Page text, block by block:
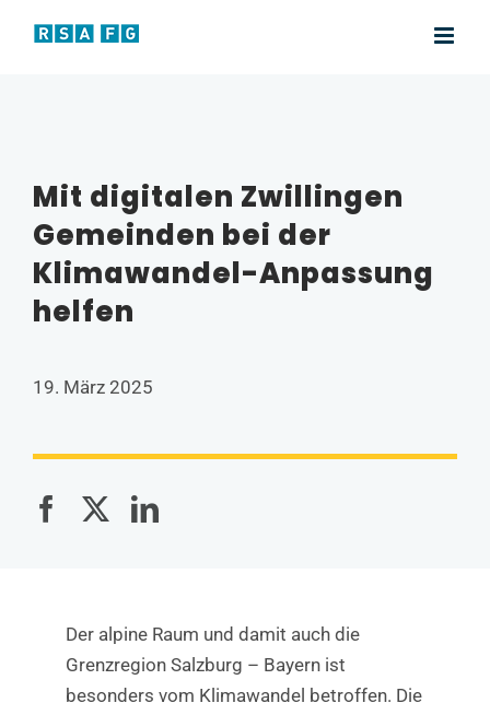
Inhalt
Mit digitalen Zwillingen
Gemeinden bei der
Klimawandel-Anpassung
helfen
19. März 2025
Der alpine Raum und damit auch die
Grenzregion Salzburg – Bayern ist
besonders vom Klimawandel betroffen. Die